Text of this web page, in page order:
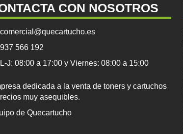
CON NOSOTROS
comercial@quecartucho.es
937 566 192
L-J: 08:00 a 17:00 y Viernes: 08:00 a 15:00
dedicada a la venta de toners y cartuchos
muy asequibles.
de Quecartucho